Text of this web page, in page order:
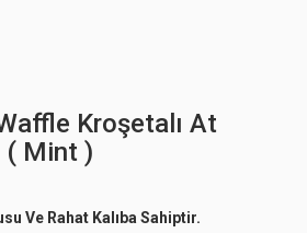
Kroşetalı At
( Mint )
Ve Rahat Kalıba Sahiptir.